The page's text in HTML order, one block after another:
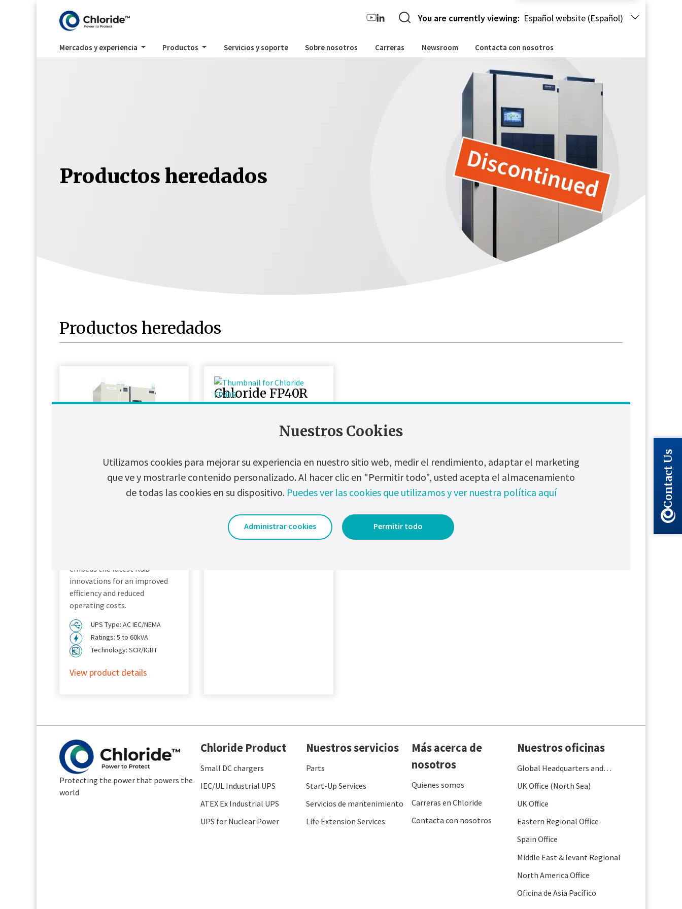
Mercados y experiencia Productos Servicios y soporte Sobre nosotros Carreras Newsroom Contacta con nosotros
You are currently viewing: Español website (Español)
Productos heredados
Productos heredados
embeds the latest R&D
innovations for an improved
efficiency and reduced
operating costs.
UPS Type: AC IEC/NEMA
Ratings: 5 to 60kVA
Technology: SCR/IGBT
View product details
Chloride FP40R
for DC power requirements.
cooling
Ratings: 24 to 220 Vdc | 25 to
Technology: SCR
View product details
Protecting the power that powers the
world
Chloride Product
Small DC chargers
IEC/UL Industrial UPS
ATEX Ex Industrial UPS
UPS for Nuclear Power
Nuestros servicios
Parts
Start-Up Services
Servicios de mantenimiento
Life Extension Services
Más acerca de
nosotros
Quienes somos
Carreras en Chloride
Contacta con nosotros
Nuestros oficinas
Global Headquarters and
UK Office (North Sea)
UK Office
Eastern Regional Office
Spain Office
Middle East & levant Regional
North America Office
Oficina de Asia Pacífico
Contact Us
Nuestros Cookies
Utilizamos cookies para mejorar su experiencia en nuestro sitio web, medir el rendimiento, adaptar el marketing
que ve y mostrarle contenido personalizado. Al hacer clic en "Permitir todo", usted acepta el almacenamiento
de todas las cookies en su dispositivo. Puedes ver las cookies que utilizamos y ver nuestra política aquí
Administrar cookies Permitir todo